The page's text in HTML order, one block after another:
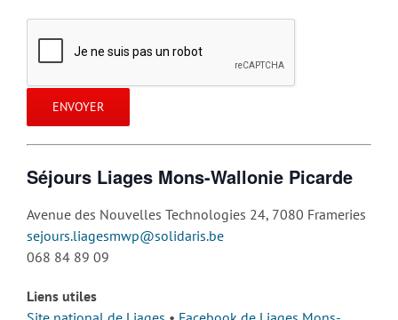
Séjours Liages Mons-Wallonie Picarde
Avenue des Nouvelles Technologies 24, 7080 Frameries
sejours.liagesmwp@solidaris.be
068 84 89 09
Liens utiles